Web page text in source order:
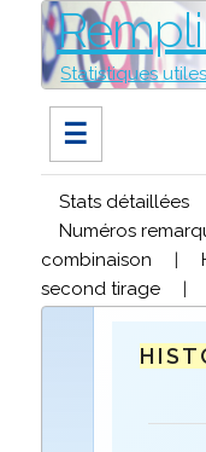
Statistiques
☰
Stats détaillées
Numéros
combinaison
|
second tirage
|
H I S T